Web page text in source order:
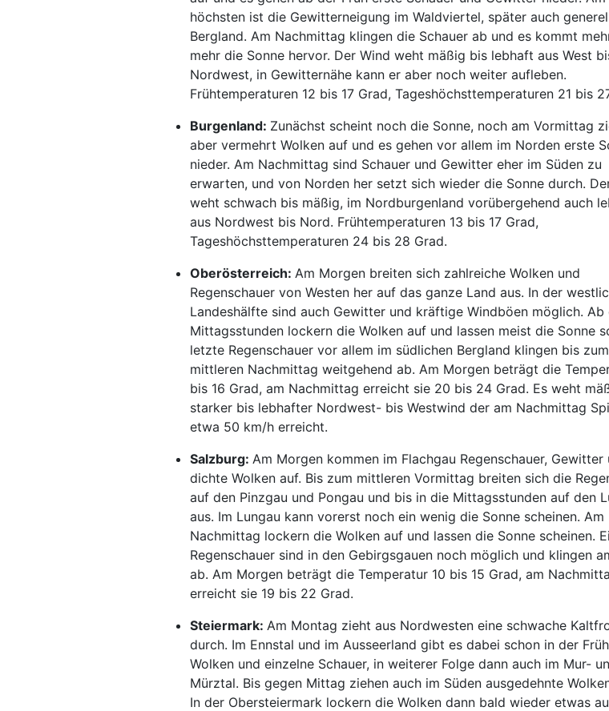
höchsten ist die Gewitterneigung im Waldviertel, später auch
Bergland. Am Nachmittag klingen die Schauer ab und es kommt
mehr die Sonne hervor. Der Wind weht mäßig bis lebhaft aus West
Nordwest, in Gewitternähe kann er aber noch weiter aufleben.
Frühtemperaturen 12 bis 17 Grad, Tageshöchsttemperaturen 21 bis
Burgenland: Zunächst scheint noch die Sonne, noch am Vormittag
aber vermehrt Wolken auf und es gehen vor allem im Norden erste
nieder. Am Nachmittag sind Schauer und Gewitter eher im Süden zu
erwarten, und von Norden her setzt sich wieder die Sonne durch.
weht schwach bis mäßig, im Nordburgenland vorübergehend auch
aus Nordwest bis Nord. Frühtemperaturen 13 bis 17 Grad,
Tageshöchsttemperaturen 24 bis 28 Grad.
Oberösterreich: Am Morgen breiten sich zahlreiche Wolken und
Regenschauer von Westen her auf das ganze Land aus. In der
Landeshälfte sind auch Gewitter und kräftige Windböen möglich. Ab
Mittagsstunden lockern die Wolken auf und lassen meist die Sonne
letzte Regenschauer vor allem im südlichen Bergland klingen bis zum
mittleren Nachmittag weitgehend ab. Am Morgen beträgt die
bis 16 Grad, am Nachmittag erreicht sie 20 bis 24 Grad. Es weht
starker bis lebhafter Nordwest- bis Westwind der am Nachmittag
etwa 50 km/h erreicht.
Salzburg: Am Morgen kommen im Flachgau Regenschauer, Gewitter
dichte Wolken auf. Bis zum mittleren Vormittag breiten sich die
auf den Pinzgau und Pongau und bis in die Mittagsstunden auf den
aus. Im Lungau kann vorerst noch ein wenig die Sonne scheinen. Am
Nachmittag lockern die Wolken auf und lassen die Sonne scheinen.
Regenschauer sind in den Gebirgsgauen noch möglich und klingen
ab. Am Morgen beträgt die Temperatur 10 bis 15 Grad, am
erreicht sie 19 bis 22 Grad.
Steiermark: Am Montag zieht aus Nordwesten eine schwache
durch. Im Ennstal und im Ausseerland gibt es dabei schon in der
Wolken und einzelne Schauer, in weiterer Folge dann auch im Mur-
Mürztal. Bis gegen Mittag ziehen auch im Süden ausgedehnte
In der Obersteiermark lockern die Wolken dann bald wieder etwas